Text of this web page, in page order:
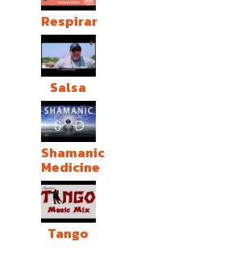
Respirar
Salsa
Shamanic
Medicine
Tango